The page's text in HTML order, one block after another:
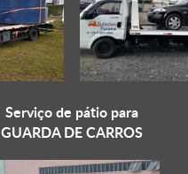
Serviço de pátio para
GUARDA DE CARROS